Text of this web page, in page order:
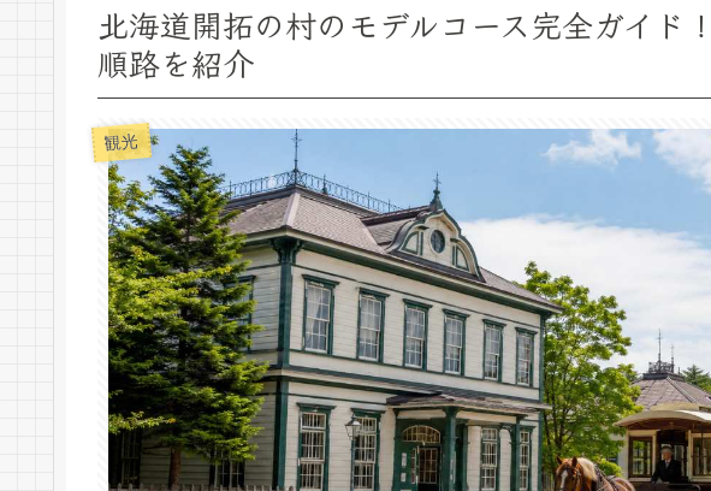
北海道開拓の村のモデルコース完全ガイド
順路を紹介
観光